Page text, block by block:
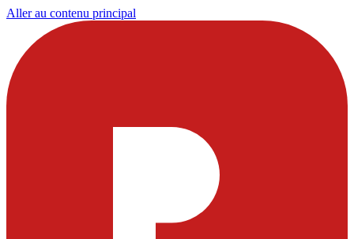
Aller au contenu principal